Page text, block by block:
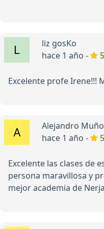
liz gosKo
hace 1 año -
Excelente profe Irene!!!
Alejandro
hace 1 año -
Excelente las clases de
persona maravillosa y
mejor academia de